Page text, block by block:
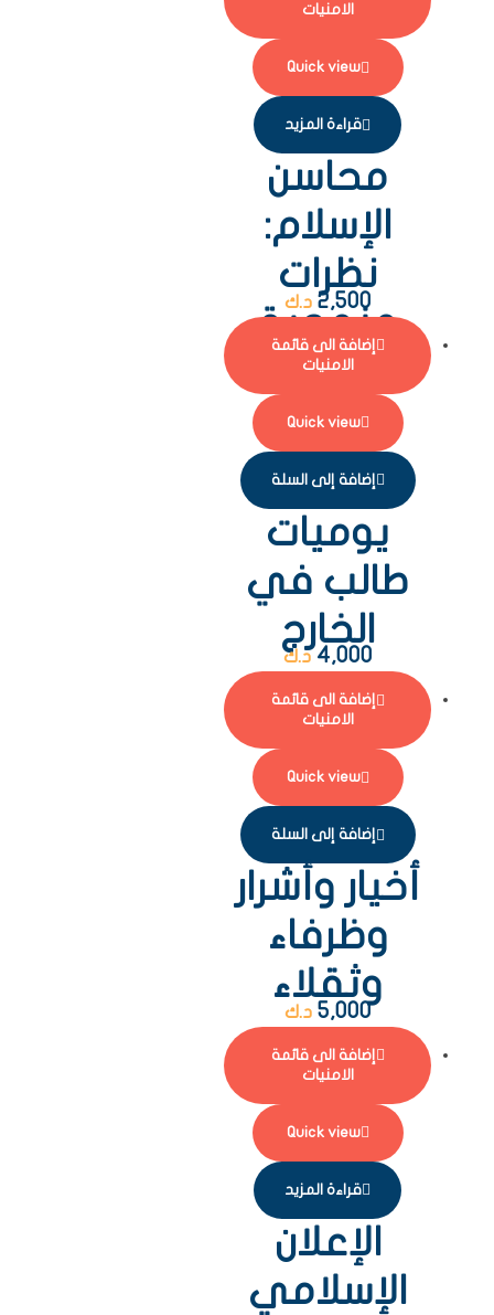
الامنيات
Quick view
قراءة المزيد
محاسن
الإسلام:
نظرات
منهجية
2,500 د.ك
إضافة الى قائمة
الامنيات
Quick view
إضافة إلى السلة
يوميات
طالب في
الخارج
4,000 د.ك
إضافة الى قائمة
الامنيات
Quick view
إضافة إلى السلة
أخيار وأشرار
وظرفاء
وثقلاء
5,000 د.ك
إضافة الى قائمة
الامنيات
Quick view
قراءة المزيد
الإعلان
الإسلامي